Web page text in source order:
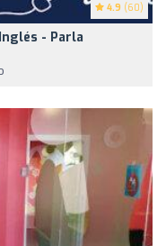
4.9 (60)
- Parla